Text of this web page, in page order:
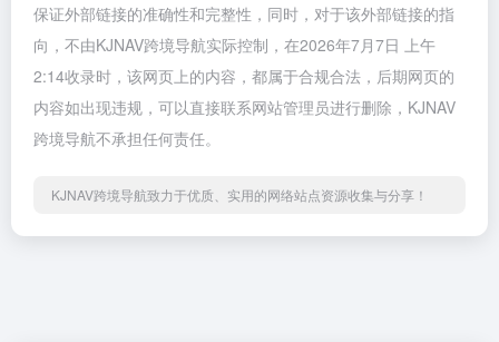
保证外部链接的准确性和完整性，同时，对于该外部链接的指
向，不由KJNAV跨境导航实际控制，在2026年7月7日 上午
2:14收录时，该网页上的内容，都属于合规合法，后期网页的
内容如出现违规，可以直接联系网站管理员进行删除，KJNAV
跨境导航不承担任何责任。
KJNAV跨境导航致力于优质、实用的网络站点资源收集与分享！